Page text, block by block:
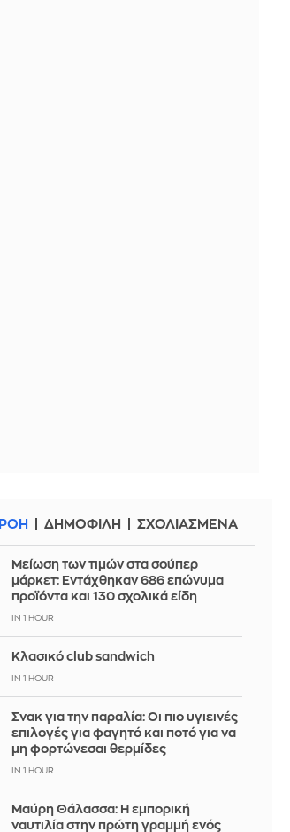
ΡΟΗ ΔΗΜΟΦΙΛΗ ΣΧΟΛΙΑΣΜΕΝΑ
Μείωση των τιμών στα σούπερ
μάρκετ: Εντάχθηκαν 686 επώνυμα
προϊόντα και 130 σχολικά είδη
IN 1 HOUR
Κλασικό club sandwich
IN 1 HOUR
Σνακ για την παραλία: Οι πιο υγιεινές
επιλογές για φαγητό και ποτό για να
μη φορτώνεσαι θερμίδες
IN 1 HOUR
Μαύρη Θάλασσα: Η εμπορική
ναυτιλία στην πρώτη γραμμή ενός